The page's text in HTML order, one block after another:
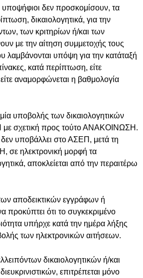
δεν προσκομίσουν, τα
δικαιολογητικά, για την
των κριτηρίων ή/και των
με την αίτηση συμμετοχής τους
λαμβάνονται υπόψη για την κατάταξή
κατά περίπτωση, είτε
αναμορφώνεται η βαθμολογία
υποβολής των δικαιολογητικών
με σχετική προς τούτο ΑΝΑΚΟΙΝΩΣΗ.
υποβάλλει στο ΑΣΕΠ, μετά τη
σε ηλεκτρονική μορφή τα
αποκλείεται από την περαιτέρω
αποδεικτικών εγγράφων ή
προκύπτει ότι το συγκεκριμένο
υπήρχε κατά την ημέρα λήξης
των ηλεκτρονικών αιτήσεων.
δικαιολογητικών ή/και
επιτρέπεται μόνο